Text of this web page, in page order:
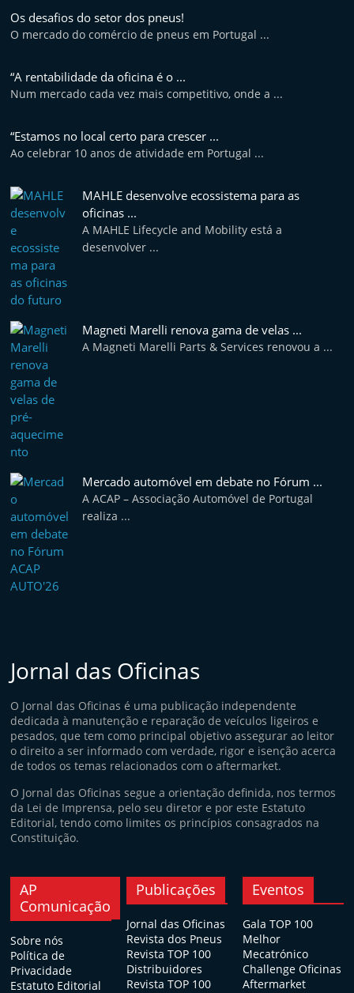
Os desafios do setor dos pneus!
O mercado do comércio de pneus em Portugal ...
“A rentabilidade da oficina é o ...
Num mercado cada vez mais competitivo, onde a ...
“Estamos no local certo para crescer ...
Ao celebrar 10 anos de atividade em Portugal ...
MAHLE desenvolve ecossistema para as
oficinas ...
A MAHLE Lifecycle and Mobility está a
desenvolver ...
Magneti Marelli renova gama de velas ...
A Magneti Marelli Parts & Services renovou a ...
Mercado automóvel em debate no Fórum ...
A ACAP – Associação Automóvel de Portugal
realiza ...
Jornal das Oficinas
O Jornal das Oficinas é uma publicação independente
dedicada à manutenção e reparação de veículos ligeiros e
pesados, que tem como principal objetivo assegurar ao leitor
o direito a ser informado com verdade, rigor e isenção acerca
de todos os temas relacionados com o aftermarket.
O Jornal das Oficinas segue a orientação definida, nos termos
da Lei de Imprensa, pelo seu diretor e por este Estatuto
Editorial, tendo como limites os princípios consagrados na
Constituição.
AP
Comunicação
Sobre nós
Política de
Privacidade
Estatuto Editorial
Publicações
Jornal das Oficinas
Revista dos Pneus
Revista TOP 100
Distribuidores
Revista TOP 100
Eventos
Gala TOP 100
Melhor
Mecatrónico
Challenge Oficinas
Aftermarket